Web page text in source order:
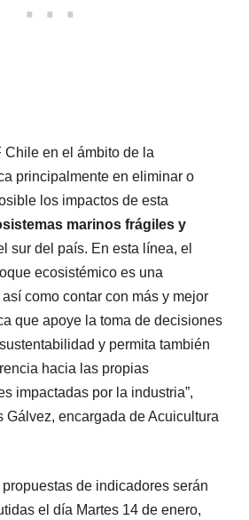
Chile en el ámbito de la
principalmente en eliminar o
los impactos de esta
marinos frágiles y
sur del país. En esta línea, el
ecosistémico es una
como contar con más y mejor
que apoye la toma de decisiones
y permita también
hacia las propias
impactadas por la industria”,
Gálvez, encargada de Acuicultura
de indicadores serán
el día Martes 14 de enero,